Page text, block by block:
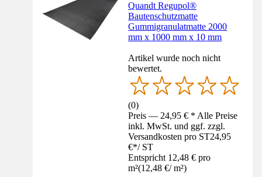
Quandt Regupol®
Bautenschutzmatte
Gummigranulatmatte 2000
mm x 1000 mm x 10 mm
Artikel wurde noch nicht
bewertet.
(0)
Preis — 24,95 € * Alle Preise
inkl. MwSt. und ggf. zzgl.
Versandkosten pro ST24,95
€*/ ST
Entspricht 12,48 € pro
m²(12,48 €/ m²)